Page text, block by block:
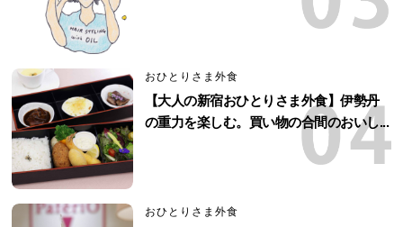
おひとりさま外食
【大人の新宿おひとりさま外食】伊勢丹
の重力を楽しむ。買い物の合間のおいし...
おひとりさま外食